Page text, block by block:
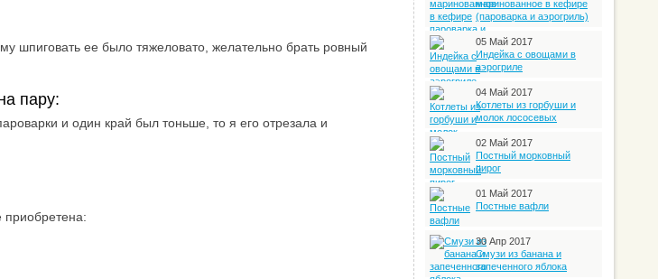
шпиговать ее было тяжеловато, желательно брать ровный
пару:
и один край был тоньше, то я его отрезала и
приобретена:
маринованное в кефире
(пароварка и аэрогриль)
05 Май 2017
Индейка с овощами в
аэрогриле
04 Май 2017
Котлеты из горбуши и
молок лососевых
02 Май 2017
Постный морковный
пирог
01 Май 2017
Постные вафли
30 Апр 2017
Смузи из банана и
запеченного яблока